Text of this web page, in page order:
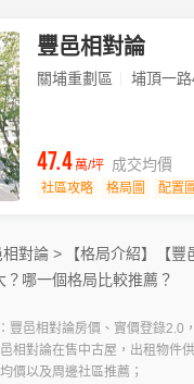
豐邑相對論
關埔重劃區 埔頂一
社區攻略 格局圖 配置圖
47.4萬/坪 成交均價
相對論 > 【格局介紹】
【
哪一個格局比較推薦？
豐邑相對論房價、實價登錄2.0
相對論在售中古屋，出租物件
價以及周邊社區推薦；